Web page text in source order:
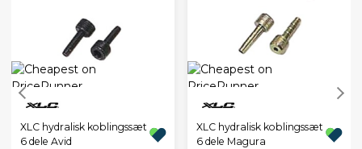
XLC hydralisk koblingssæt
6 dele Avid
XLC hydralisk koblingssæt
6 dele Magura